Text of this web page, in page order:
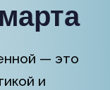
— это
и